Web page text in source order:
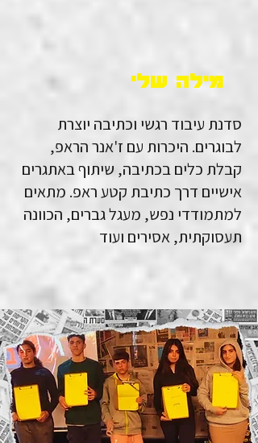
מילה שלי
סדנת עיבוד רגשי וכתיבה יוצרת
לבוגרים. היכרות עם ז'אנר הראפ,
קבלת כלים בכתיבה, שיתוף באתגרים
אישיים דרך כתיבת קטע ראפ. מתאים
למתמודדי נפש, מעגל גברים, הכוונה
תעסוקתית, אסירים ועוד